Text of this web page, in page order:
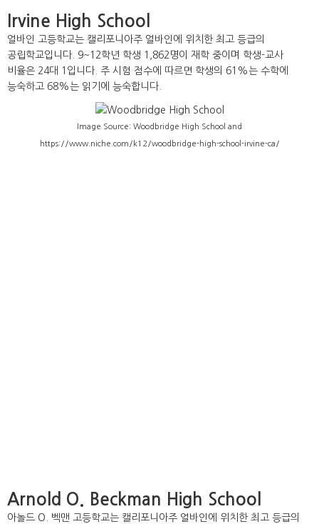
Irvine High School
얼바인 고등학교는 캘리포니아주 얼바인에 위치한 최고 등급의
공립학교입니다. 9~12학년 학생 1,862명이 재학 중이며 학생-교사
비율은 24대 1입니다. 주 시험 점수에 따르면 학생의 61%는 수학에
능숙하고 68%는 읽기에 능숙합니다.
Image Source: Woodbridge High School and
https://www.niche.com/k12/woodbridge-high-school-irvine-ca/
Arnold O. Beckman High School
아놀드 O. 벡맨 고등학교는 캘리포니아주 얼바인에 위치한 최고 등급의